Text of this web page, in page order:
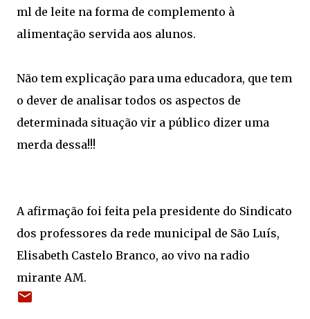
ml de leite na forma de complemento à
alimentação servida aos alunos.
Não tem explicação para uma educadora, que tem
o dever de analisar todos os aspectos de
determinada situação vir a público dizer uma
merda dessa!!!
A afirmação foi feita pela presidente do Sindicato
dos professores da rede municipal de São Luís,
Elisabeth Castelo Branco, ao vivo na radio
mirante AM.